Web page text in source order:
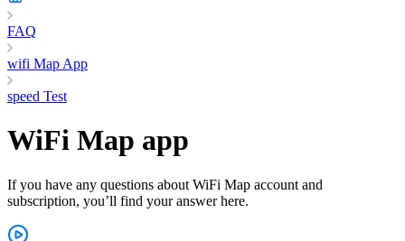
FAQ
wifi Map App
speed Test
WiFi Map app
If you have any questions about WiFi Map account and
subscription, you’ll find your answer here.